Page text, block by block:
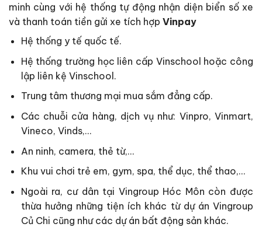
minh cùng với hệ thống tự động nhận diện biển số xe
và thanh toán tiền gửi xe tích hợp Vinpay
Hệ thống y tế quốc tế.
Hệ thống trường học liên cấp Vinschool hoặc công
lập liên kệ Vinschool.
Trung tâm thương mại mua sắm đẳng cấp.
Các chuỗi cửa hàng, dịch vụ như: Vinpro, Vinmart,
Vineco, Vinds,…
An ninh, camera, thẻ từ,…
Khu vui chơi trẻ em, gym, spa, thể dục, thể thao,…
Ngoài ra, cư dân tại Vingroup Hóc Môn còn được
thừa hưởng những tiện ích khác từ dự án Vingroup
Củ Chi cũng như các dự án bất động sản khác.